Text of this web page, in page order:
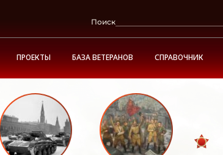
Поиск
ПРОЕКТЫ БАЗА ВЕТЕРАНОВ СПРАВОЧНИК